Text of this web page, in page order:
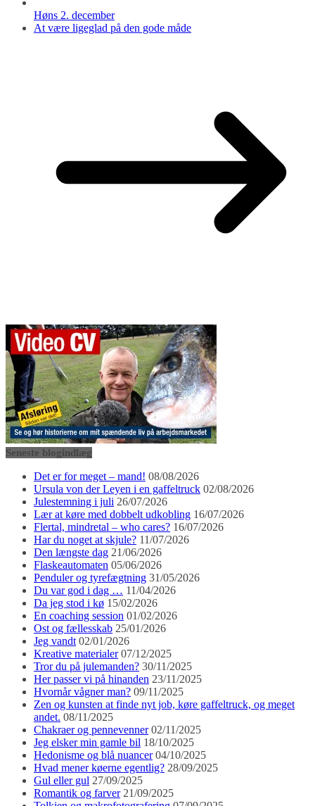
Høns 2. december
At være ligeglad på den gode måde
Seneste blogindlæg
Det er for meget – mand! 08/08/2026
Ursula von der Leyen i en gaffeltruck 02/08/2026
Julestemning i juli 26/07/2026
Lær at køre med dobbelt udkobling 16/07/2026
Flertal, mindretal – who cares? 16/07/2026
Har du noget at skjule? 11/07/2026
Den længste dag 21/06/2026
Flaskeautomaten 05/06/2026
Penduler og tyrefægtning 31/05/2026
Du var god i dag … 11/04/2026
Da jeg stod i kø 15/02/2026
En coaching session 01/02/2026
Ost og fællesskab 25/01/2026
Jeg vandt 02/01/2026
Kreative materialer 07/12/2025
Tror du på julemanden? 30/11/2025
Her passer vi på hinanden 23/11/2025
Hvornår vågner man? 09/11/2025
Zen og kunsten at finde nyt job, køre gaffeltruck, og meget
andet. 08/11/2025
Chakraer og pennevenner 02/11/2025
Jeg elsker min gamle bil 18/10/2025
Hedonisme og blå nuancer 04/10/2025
Hvad mener køerne egentlig? 28/09/2025
Gul eller gul 27/09/2025
Romantik og farver 21/09/2025